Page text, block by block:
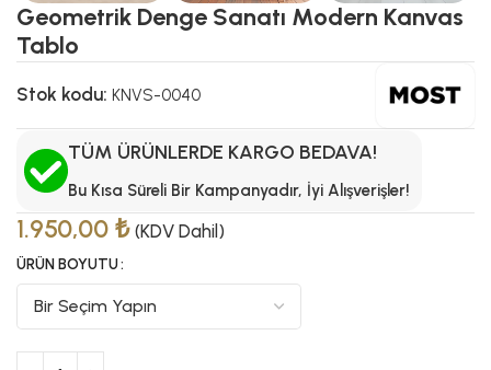
Geometrik Denge Sanatı Modern Kanvas
Tablo
Stok kodu: KNVS-0040
TÜM ÜRÜNLERDE KARGO BEDAVA!
Bu Kısa Süreli Bir Kampanyadır, İyi Alışverişler!
1.950,00 ₺ (KDV Dahil)
ÜRÜN BOYUTU